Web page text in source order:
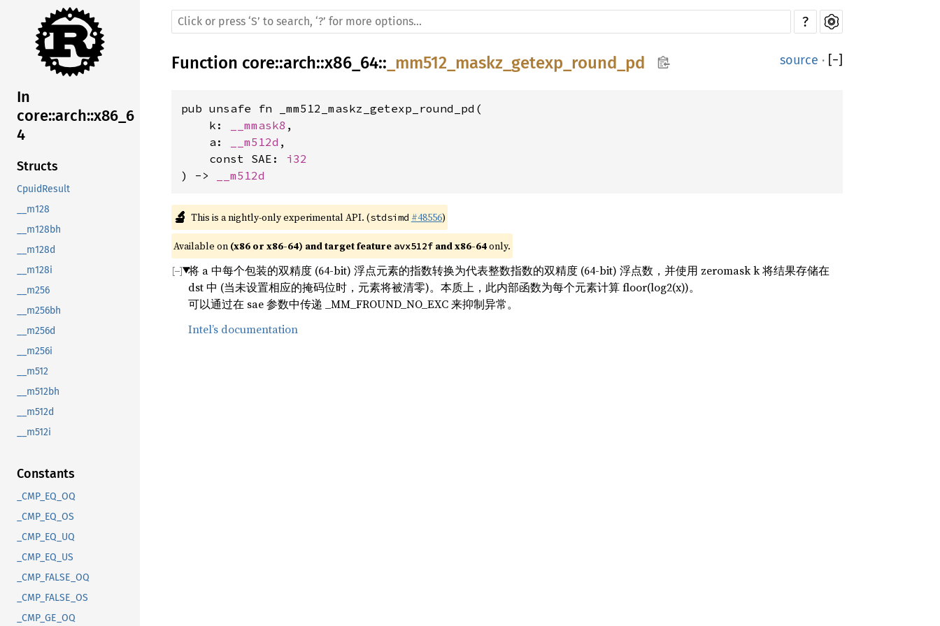
In
core::arch::x86_6
4
Structs
CpuidResult
__m128
__m128bh
__m128d
__m128i
__m256
__m256bh
__m256d
__m256i
__m512
__m512bh
__m512d
__m512i
Constants
_CMP_EQ_OQ
_CMP_EQ_OS
_CMP_EQ_UQ
_CMP_EQ_US
_CMP_FALSE_OQ
_CMP_FALSE_OS
_CMP_GE_OQ
?
Function core::arch::x86_64:: _mm512_maskz_getexp_round_pd source · [−]
pub unsafe fn _mm512_maskz_getexp_round_pd(
    k:
__mmask8 ,
    a:
__m512d ,
    const SAE:
i32
) ->
__m512d
🔬 This is a nightly-only experimental API. (stdsimd #48556)
Available on (x86 or x86-64) and target feature avx512f and x86-64 only.
将 a 中每个包装的双精度 (64-bit) 浮点元素的指数转换为代表整数指数的双精度 (64-bit) 浮点数，并使用 zeromask k 将结果存储在
dst 中 (当未设置相应的掩码位时，元素将被清零)。本质上，此内部函数为每个元素计算 floor(log2(x))。
可以通过在 sae 参数中传递 _MM_FROUND_NO_EXC 来抑制异常。
Intel’s documentation